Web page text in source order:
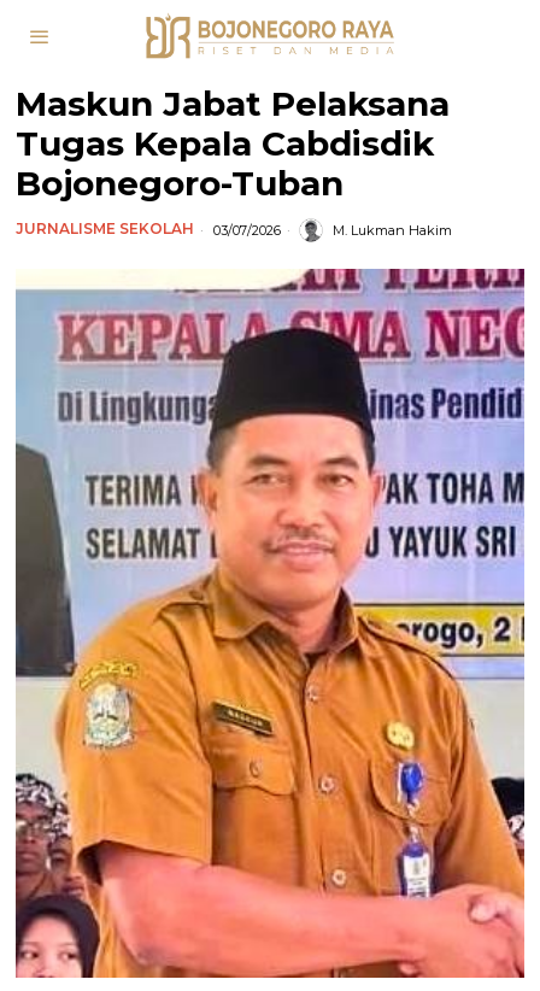
Maskun Jabat Pelaksana
Tugas Kepala Cabdisdik
Bojonegoro-Tuban
JURNALISME SEKOLAH 03/07/2026 M. Lukman Hakim